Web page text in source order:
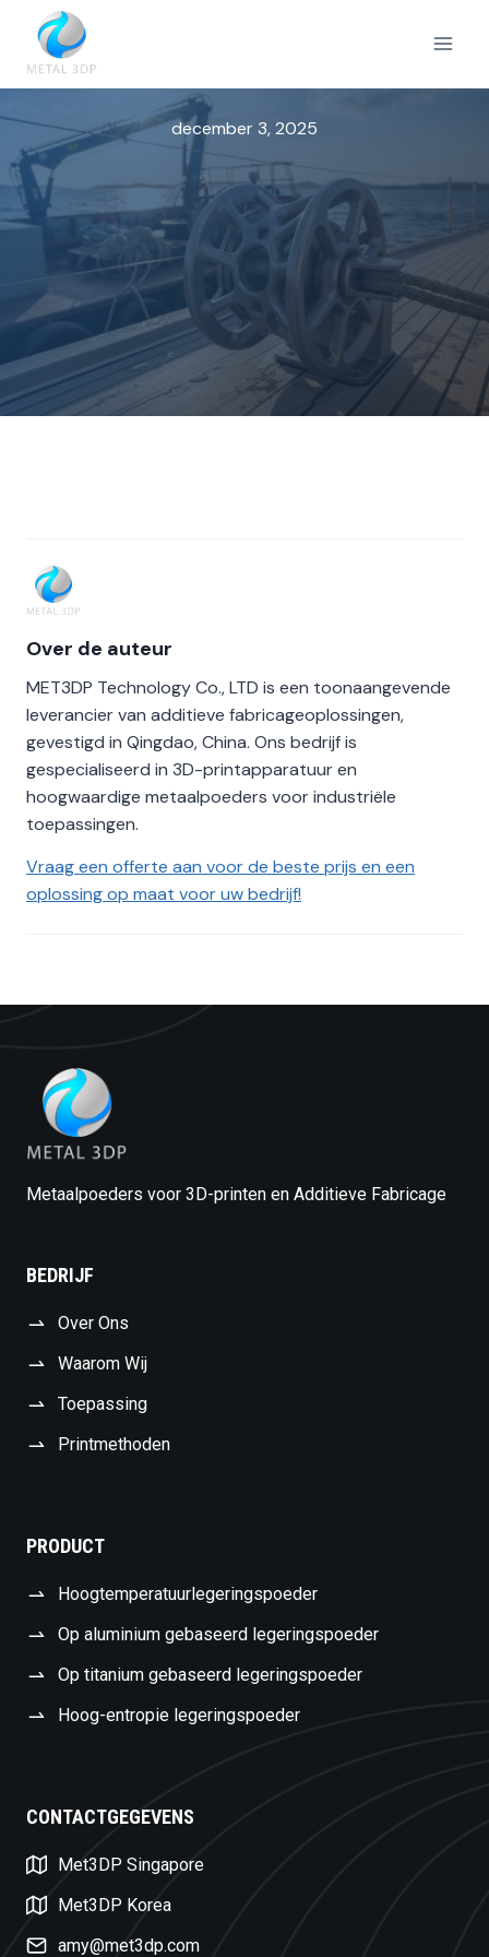
Doorgaan
inhoud
december 3, 2025
Over de auteur
MET3DP Technology Co., LTD is een toonaangevende
leverancier van additieve fabricageoplossingen,
gevestigd in Qingdao, China. Ons bedrijf is
gespecialiseerd in 3D-printapparatuur en
hoogwaardige metaalpoeders voor industriële
toepassingen.
Vraag een offerte aan voor de beste prijs en een
oplossing op maat voor uw bedrijf!
Metaalpoeders voor 3D-printen en Additieve Fabricage
BEDRIJF
Over Ons
Waarom Wij
Toepassing
Printmethoden
PRODUCT
Hoogtemperatuurlegeringspoeder
Op aluminium gebaseerd legeringspoeder
Op titanium gebaseerd legeringspoeder
Hoog-entropie legeringspoeder
CONTACTGEGEVENS
Met3DP Singapore
Met3DP Korea
amy@met3dp.com